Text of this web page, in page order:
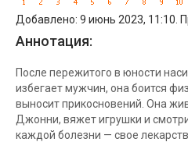
Добавлено: 9 июнь 2023, 11:10.
Аннотация:
После пережитого в юности
избегает мужчин, она боится
выносит прикосновений. Она
Джонни, вяжет игрушки и
каждой болезни — свое